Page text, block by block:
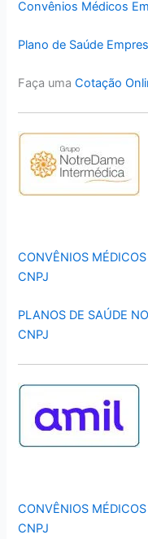
Convênios Médicos
Plano de Saúde
Faça umaCotação
CONVÊNIOS
CNPJ
PLANOS DE SAÚDE
CNPJ
CONVÊNIOS
CNPJ